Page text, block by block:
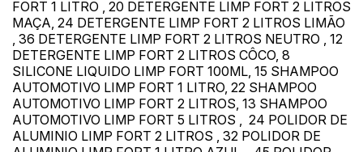
FORT 1 LITRO , 20 DETERGENTE LIMP FORT 2 LITROS
MAÇA, 24 DETERGENTE LIMP FORT 2 LITROS LIMÃO
, 36 DETERGENTE LIMP FORT 2 LITROS NEUTRO , 12
DETERGENTE LIMP FORT 2 LITROS CÔCO, 8
SILICONE LIQUIDO LIMP FORT 100ML, 15 SHAMPOO
AUTOMOTIVO LIMP FORT 1 LITRO, 22 SHAMPOO
AUTOMOTIVO LIMP FORT 2 LITROS, 13 SHAMPOO
AUTOMOTIVO LIMP FORT 5 LITROS , 24 POLIDOR DE
ALUMINIO LIMP FORT 2 LITROS , 32 POLIDOR DE
Envie sua Proposta
(Art. 895, CPC)
Histórico de Propostas
Data Usuário Valor
14/04/2025 18:43:11 TIAGOFELIPE R$ 1,00
14/04/2025 18:43:11 TIAGOFELIPE R$ 1,00
14/04/2025 18:43:11 TIAGOFELIPE R$ 1,00
Clique aqui para fazer login
Habilite-se para efetuar lances ou
propostas